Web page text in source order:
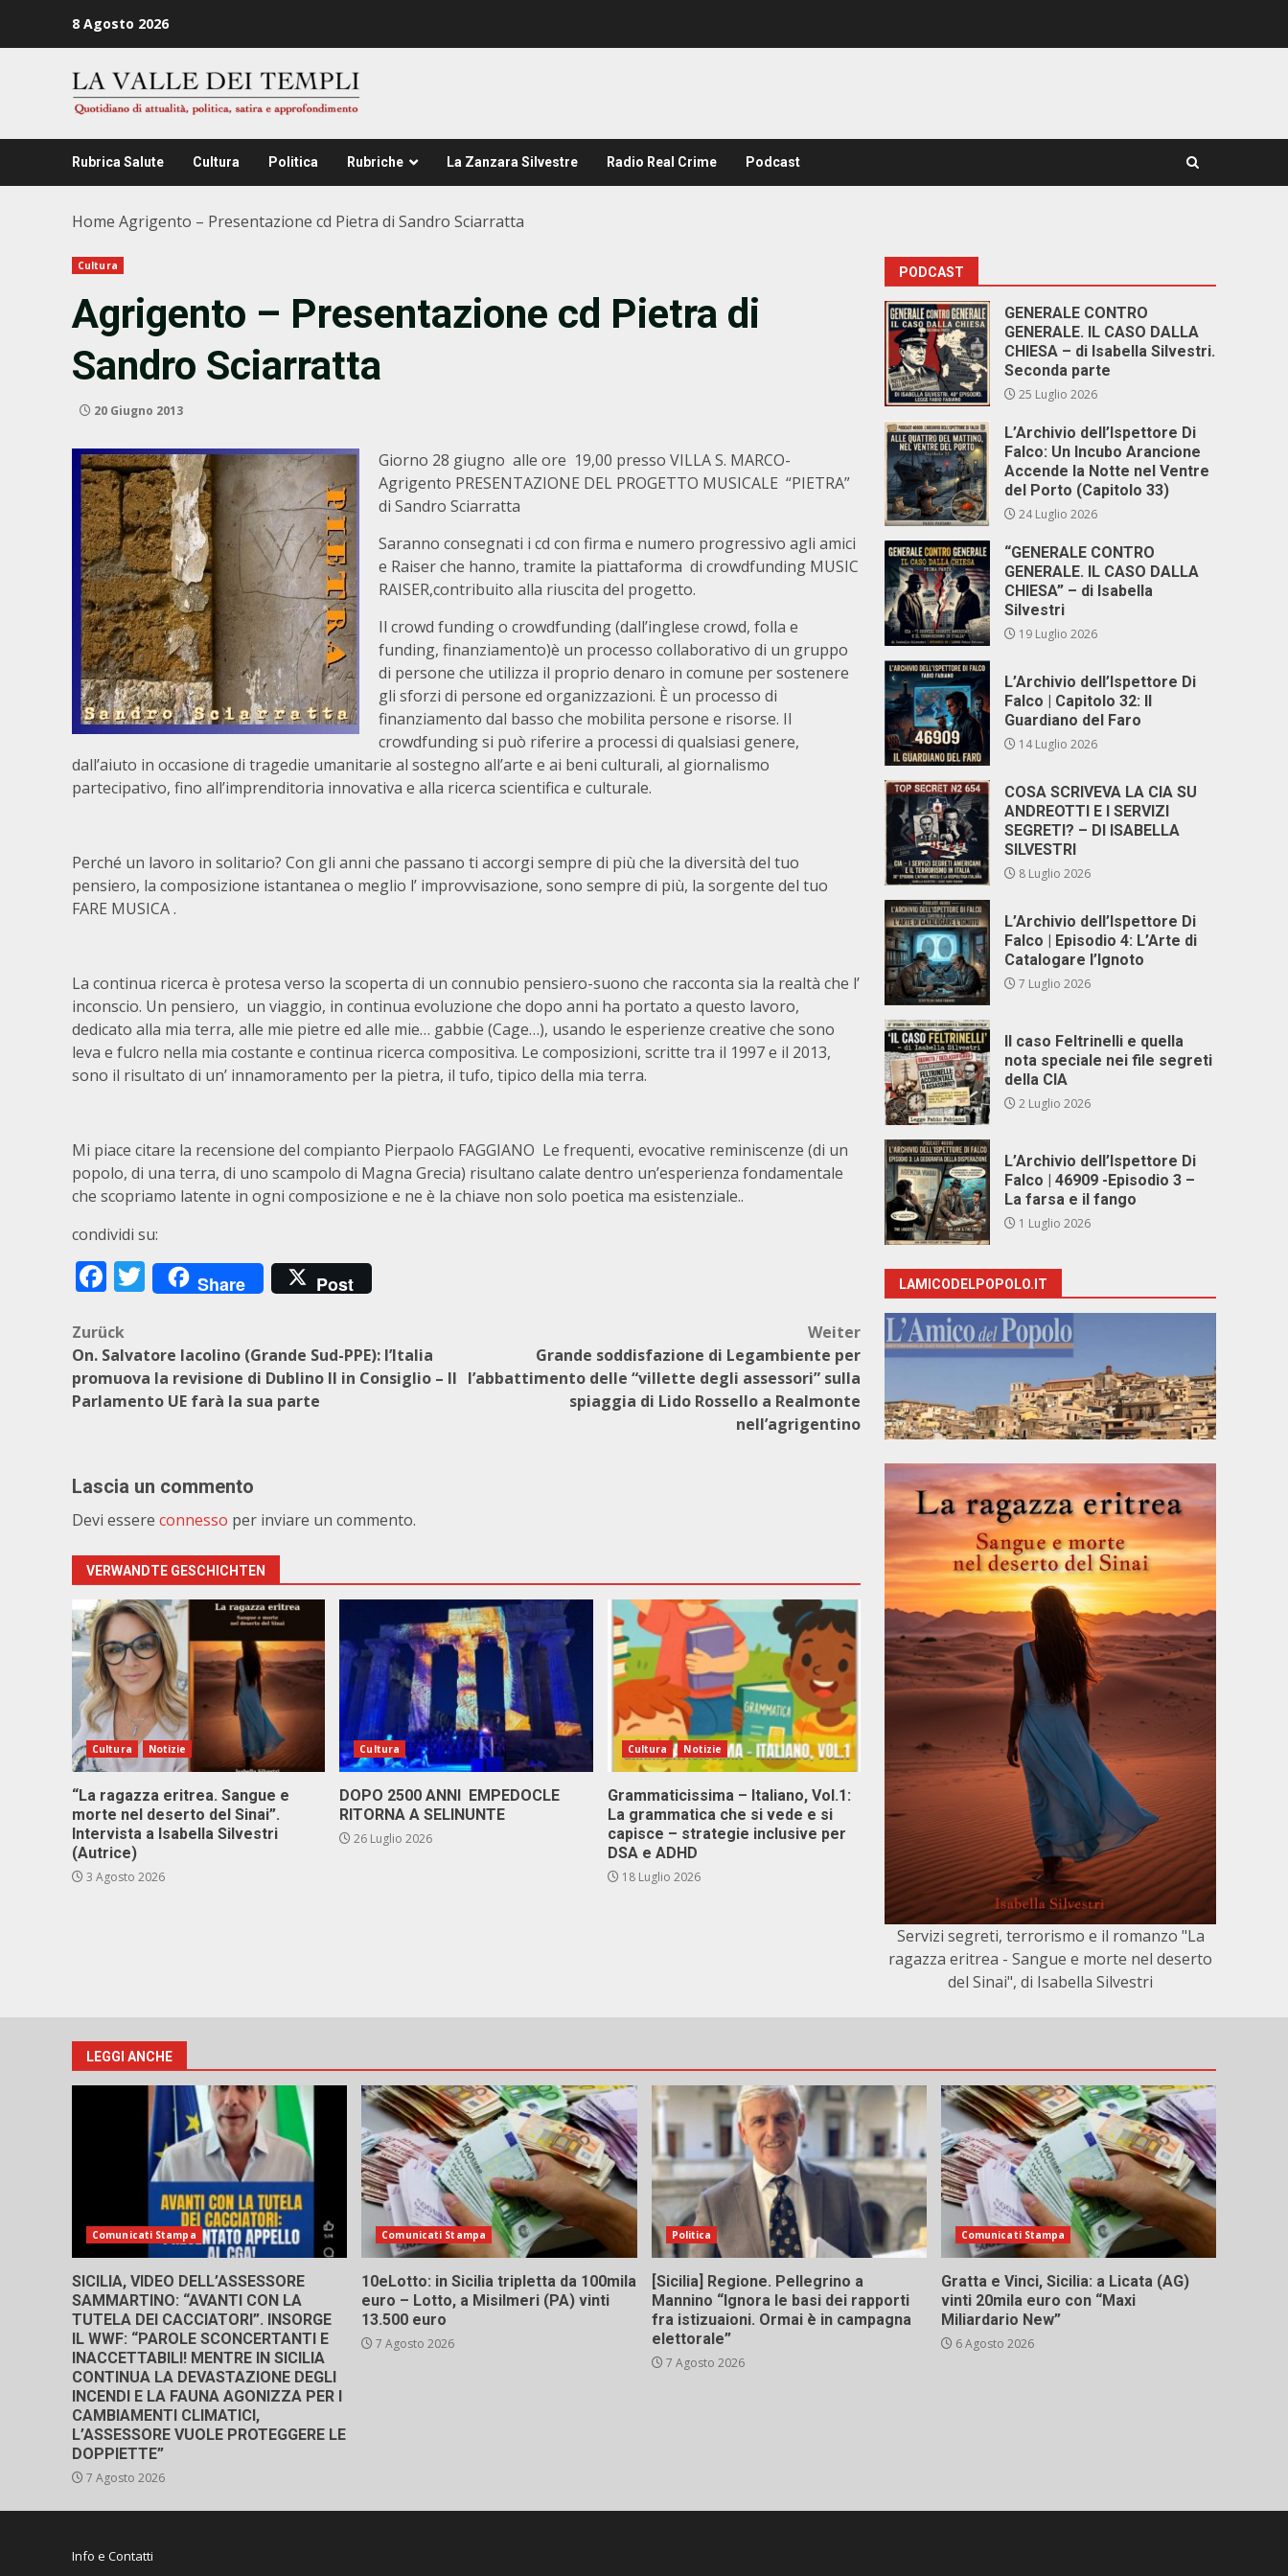
8 Agosto 2026
Rubrica Salute Cultura Politica Rubriche La Zanzara Silvestre Radio Real Crime Podcast
Home Agrigento – Presentazione cd Pietra di Sandro Sciarratta
Cultura
Agrigento – Presentazione cd Pietra di
Sandro Sciarratta
20 Giugno 2013
Giorno 28 giugno alle ore 19,00 presso VILLA S. MARCO-
Agrigento PRESENTAZIONE DEL PROGETTO MUSICALE “PIETRA”
di Sandro Sciarratta
Saranno consegnati i cd con firma e numero progressivo agli amici
e Raiser che hanno, tramite la piattaforma di crowdfunding MUSIC
RAISER,contribuito alla riuscita del progetto.
Il crowd funding o crowdfunding (dall’inglese crowd, folla e
funding, finanziamento)è un processo collaborativo di un gruppo
di persone che utilizza il proprio denaro in comune per sostenere
gli sforzi di persone ed organizzazioni. È un processo di
finanziamento dal basso che mobilita persone e risorse. Il
crowdfunding si può riferire a processi di qualsiasi genere,
dall’aiuto in occasione di tragedie umanitarie al sostegno all’arte e ai beni culturali, al giornalismo
partecipativo, fino all’imprenditoria innovativa e alla ricerca scientifica e culturale.
Perché un lavoro in solitario? Con gli anni che passano ti accorgi sempre di più che la diversità del tuo
pensiero, la composizione istantanea o meglio l’ improvvisazione, sono sempre di più, la sorgente del tuo 
FARE MUSICA .
La continua ricerca è protesa verso la scoperta di un connubio pensiero-suono che racconta sia la realtà che l’
inconscio. Un pensiero, un viaggio, in continua evoluzione che dopo anni ha portato a questo lavoro,
dedicato alla mia terra, alle mie pietre ed alle mie… gabbie (Cage…), usando le esperienze creative che sono
leva e fulcro nella mia costante e continua ricerca compositiva. Le composizioni, scritte tra il 1997 e il 2013,
sono il risultato di un’ innamoramento per la pietra, il tufo, tipico della mia terra.
Mi piace citare la recensione del compianto Pierpaolo FAGGIANO Le frequenti, evocative reminiscenze (di un
popolo, di una terra, di uno scampolo di Magna Grecia) risultano calate dentro un’esperienza fondamentale
che scopriamo latente in ogni composizione e ne è la chiave non solo poetica ma esistenziale..
condividi su:
Facebook
Twitter
Share Post
Beitragsnavigation
Zurück
On. Salvatore Iacolino (Grande Sud-PPE): l’Italia
promuova la revisione di Dublino II in Consiglio – Il
Parlamento UE farà la sua parte
Weiter
Grande soddisfazione di Legambiente per
l’abbattimento delle “villette degli assessori” sulla
spiaggia di Lido Rossello a Realmonte
nell’agrigentino
Lascia un commento
Devi essere connesso per inviare un commento.
VERWANDTE GESCHICHTEN
Cultura Notizie
“La ragazza eritrea. Sangue e
morte nel deserto del Sinai”.
Intervista a Isabella Silvestri
(Autrice)
3 Agosto 2026
Cultura
DOPO 2500 ANNI EMPEDOCLE
RITORNA A SELINUNTE
26 Luglio 2026
Cultura Notizie
Grammaticissima – Italiano, Vol.1:
La grammatica che si vede e si
capisce – strategie inclusive per
DSA e ADHD
18 Luglio 2026
PODCAST
GENERALE CONTRO
GENERALE. IL CASO DALLA
CHIESA – di Isabella Silvestri.
Seconda parte
25 Luglio 2026
L’Archivio dell’Ispettore Di
Falco: Un Incubo Arancione
Accende la Notte nel Ventre
del Porto (Capitolo 33)
24 Luglio 2026
“GENERALE CONTRO
GENERALE. IL CASO DALLA
CHIESA” – di Isabella
Silvestri
19 Luglio 2026
L’Archivio dell’Ispettore Di
Falco | Capitolo 32: Il
Guardiano del Faro
14 Luglio 2026
COSA SCRIVEVA LA CIA SU
ANDREOTTI E I SERVIZI
SEGRETI? – DI ISABELLA
SILVESTRI
8 Luglio 2026
L’Archivio dell’Ispettore Di
Falco | Episodio 4: L’Arte di
Catalogare l’Ignoto
7 Luglio 2026
Il caso Feltrinelli e quella
nota speciale nei file segreti
della CIA
2 Luglio 2026
L’Archivio dell’Ispettore Di
Falco | 46909 -Episodio 3 –
La farsa e il fango
1 Luglio 2026
LAMICODELPOPOLO.IT
Servizi segreti, terrorismo e il romanzo "La
ragazza eritrea - Sangue e morte nel deserto
del Sinai", di Isabella Silvestri
LEGGI ANCHE
Comunicati Stampa
SICILIA, VIDEO DELL’ASSESSORE
SAMMARTINO: “AVANTI CON LA
TUTELA DEI CACCIATORI”. INSORGE
IL WWF: “PAROLE SCONCERTANTI E
INACCETTABILI! MENTRE IN SICILIA
CONTINUA LA DEVASTAZIONE DEGLI
INCENDI E LA FAUNA AGONIZZA PER I
CAMBIAMENTI CLIMATICI,
L’ASSESSORE VUOLE PROTEGGERE LE
DOPPIETTE”
7 Agosto 2026
Comunicati Stampa
10eLotto: in Sicilia tripletta da 100mila
euro – Lotto, a Misilmeri (PA) vinti
13.500 euro
7 Agosto 2026
Politica
[Sicilia] Regione. Pellegrino a
Mannino “Ignora le basi dei rapporti
fra istizuaioni. Ormai è in campagna
elettorale”
7 Agosto 2026
Comunicati Stampa
Gratta e Vinci, Sicilia: a Licata (AG)
vinti 20mila euro con “Maxi
Miliardario New”
6 Agosto 2026
Info e Contatti